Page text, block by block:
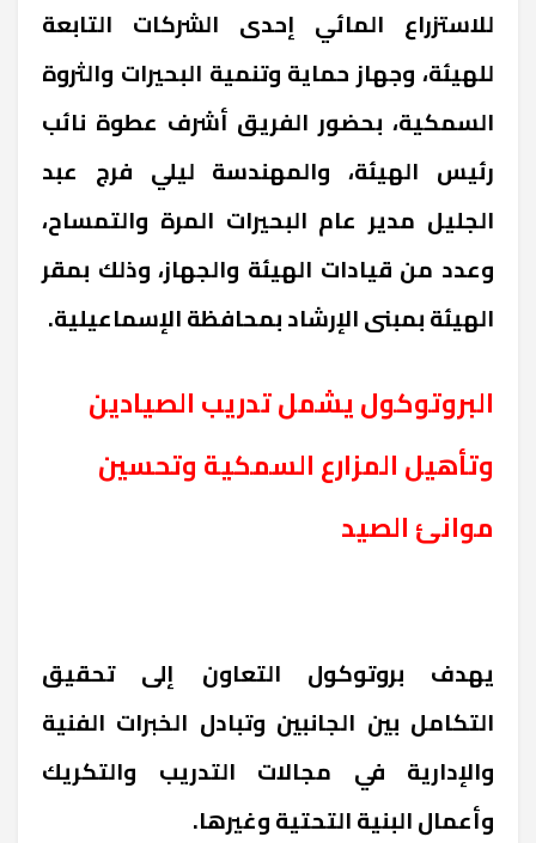
للاستزراع المائي إحدى الشركات التابعة
للهيئة، وجهاز حماية وتنمية البحيرات والثروة
السمكية، بحضور الفريق أشرف عطوة نائب
رئيس الهيئة، والمهندسة ليلي فرج عبد
الجليل مدير عام البحيرات المرة والتمساح،
وعدد من قيادات الهيئة والجهاز، وذلك بمقر
الهيئة بمبنى الإرشاد بمحافظة الإسماعيلية.
البروتوكول يشمل تدريب الصيادين
وتأهيل المزارع السمكية وتحسين
موانئ الصيد
يهدف بروتوكول التعاون إلى تحقيق
التكامل بين الجانبين وتبادل الخبرات الفنية
والإدارية في مجالات التدريب والتكريك
وأعمال البنية التحتية وغيرها.